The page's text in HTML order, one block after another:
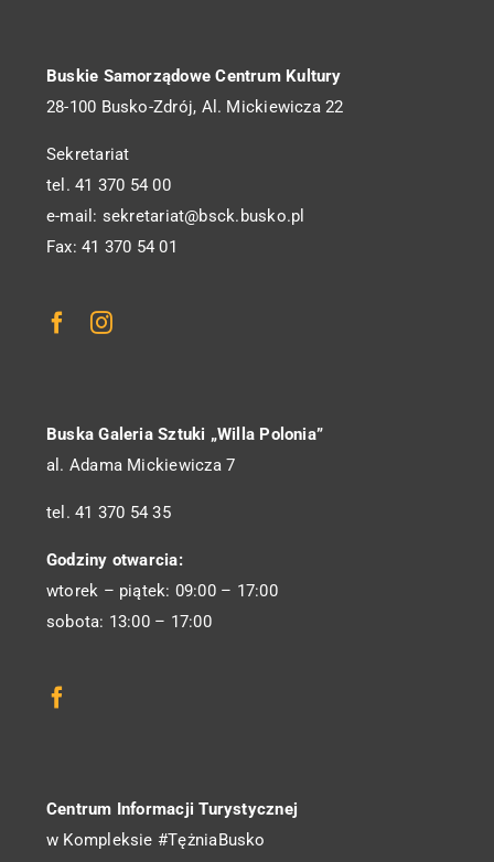
Buskie Samorządowe Centrum Kultury
28-100 Busko-Zdrój, Al. Mickiewicza 22
Sekretariat
tel. 41 370 54 00
e-mail: sekretariat@bsck.busko.pl
Fax: 41 370 54 01
Buska Galeria Sztuki „Willa Polonia”
al. Adama Mickiewicza 7
tel. 41 370 54 35
Godziny otwarcia:
wtorek – piątek: 09:00 – 17:00
sobota: 13:00 – 17:00
Centrum Informacji Turystycznej
w Kompleksie #TężniaBusko